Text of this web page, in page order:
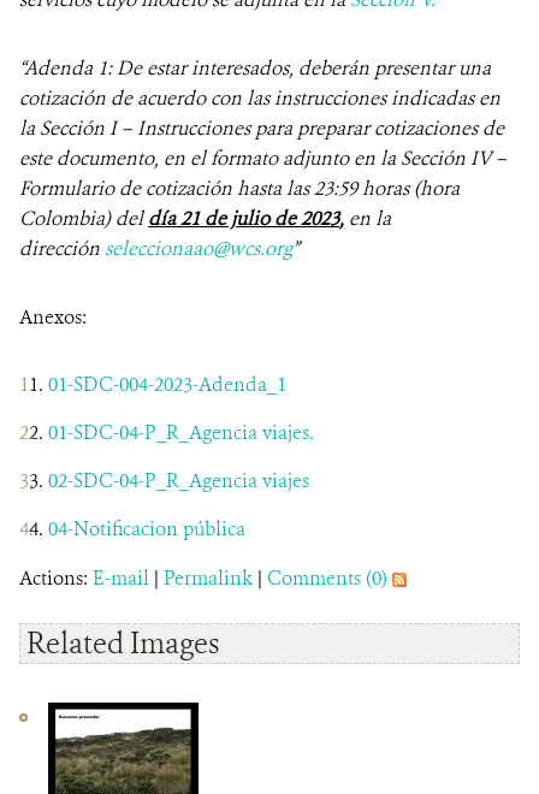
“Adenda 1: De estar interesados, deberán presentar una
cotización de acuerdo con las instrucciones indicadas en
la Sección I – Instrucciones para preparar cotizaciones de
este documento, en el formato adjunto en la Sección IV –
Formulario de cotización hasta las 23:59 horas (hora
Colombia) deldía 21 de julio de 2023, en la
dirección seleccionaao@wcs.org”
Anexos:
01-SDC-004-2023-Adenda_1
01-SDC-04-P_R_Agencia viajes.
02-SDC-04-P_R_Agencia viajes
04-Notificacion pública
Actions: E-mail | Permalink | Comments (0)
Related Images